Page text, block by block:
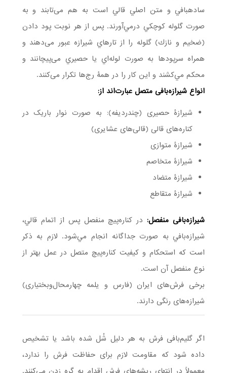
سادهبافي و متن اصلي قالي است به هم می‌تابند و به
صورت گلوله كوچكي درمي‌آورند. پس از هر نوبت پود دادن
(ضخيم و نازك) گلوله را از تارهاي شيرازه عبور می‌دهند و
همراه سرپودها به صورت لوله‌اي يا حصيري می‌پیچانند و
محكم مي‌كشند و اين كار را در همۀ رج‌ها تكرار می‌کنند.
انواع شیرازه‌بافی متصل عبارت‌اند از:
شیرازۀ حصیری (چندردیفه): به صورت نوار باریک در
کناره‌های قالی (قالی‌های عشایری)
شیرازۀ متوازی
شیرازۀ متخاصم
شیرازۀ متضاد
شیرازۀ متقاطع
شیرازه‌بافی منفصل:در كناره‌پيچ منفصل پس از اتمام قالي،
شيرازه‌بافي به صورت جداگانه انجام مي‌شود. لازم به ذكر
است كه استحكام و كيفيت كناره‌پيچ متصل در عمل بهتر از
نوع منفصل آن است.
برخی فرش‌های ایران (فارس و یلمه چهارمحال‌وبختیاری)
شیرازه‌های رنگی دارند.
اگر گلیم‌بافی فرش به هر دلیل شُل شده باشد یا تشخیص
داده شود كه مقاومت لازم برای حفاظت فرش را ندارد،